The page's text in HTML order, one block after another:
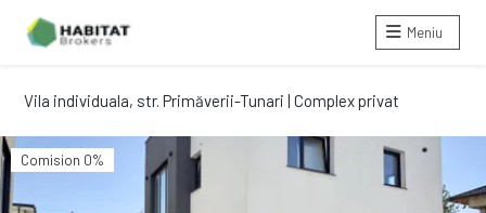
Meniu
Vila individuala, str. Primăverii-Tunari | Complex privat
Comision 0%